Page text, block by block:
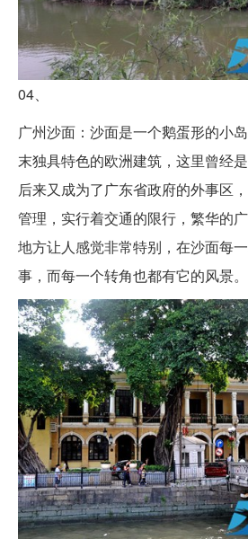
04、
广州沙面：沙面是一个鹅蛋形的小
末独具特色的欧洲建筑，这里曾经
后来又成为了广东省政府的外事区
管理，实行着交通的限行，繁华的
地方让人感觉非常特别，在沙面每
事，而每一个转角也都有它的风景。